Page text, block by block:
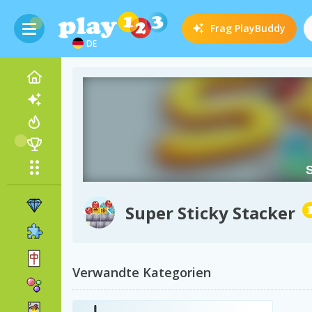
DE
Frag PlayBuddy
Super Sticky Stacker
Verwandte Kategorien